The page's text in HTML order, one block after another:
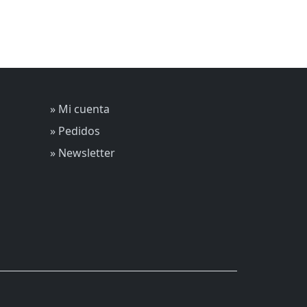
» Mi cuenta
» Pedidos
» Newsletter